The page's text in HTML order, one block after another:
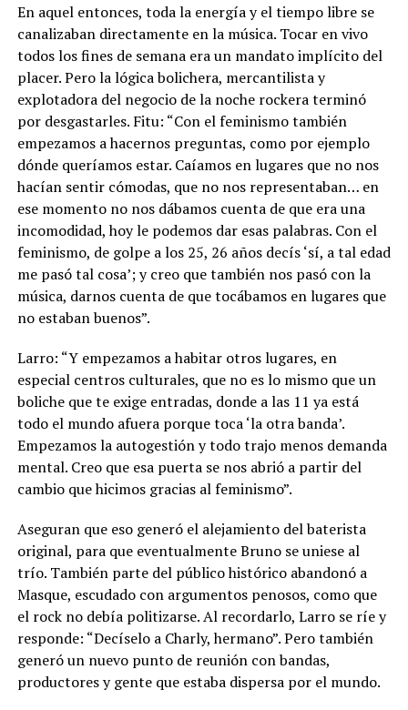
En aquel entonces, toda la energía y el tiempo libre se
canalizaban directamente en la música. Tocar en vivo
todos los fines de semana era un mandato implícito del
placer. Pero la lógica bolichera, mercantilista y
explotadora del negocio de la noche rockera terminó
por desgastarles. Fitu: “Con el feminismo también
empezamos a hacernos preguntas, como por ejemplo
dónde queríamos estar. Caíamos en lugares que no nos
hacían sentir cómodas, que no nos representaban… en
ese momento no nos dábamos cuenta de que era una
incomodidad, hoy le podemos dar esas palabras. Con el
feminismo, de golpe a los 25, 26 años decís ‘sí, a tal edad
me pasó tal cosa’; y creo que también nos pasó con la
música, darnos cuenta de que tocábamos en lugares que
no estaban buenos”.
Larro: “Y empezamos a habitar otros lugares, en
especial centros culturales, que no es lo mismo que un
boliche que te exige entradas, donde a las 11 ya está
todo el mundo afuera porque toca ‘la otra banda’.
Empezamos la autogestión y todo trajo menos demanda
mental. Creo que esa puerta se nos abrió a partir del
cambio que hicimos gracias al feminismo”.
Aseguran que eso generó el alejamiento del baterista
original, para que eventualmente Bruno se uniese al
trío. También parte del público histórico abandonó a
Masque, escudado con argumentos penosos, como que
el rock no debía politizarse. Al recordarlo, Larro se ríe y
responde: “Decíselo a Charly, hermano”. Pero también
generó un nuevo punto de reunión con bandas,
productores y gente que estaba dispersa por el mundo.